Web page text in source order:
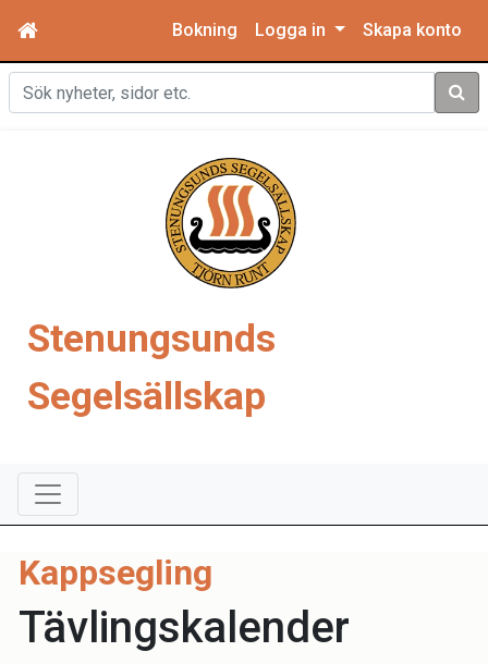
Bokning Logga in Skapa konto
Sök
Stenungsunds
Segelsällskap
Kappsegling
Tävlingskalender